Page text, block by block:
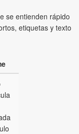
se entienden rápido
etiquetas y texto